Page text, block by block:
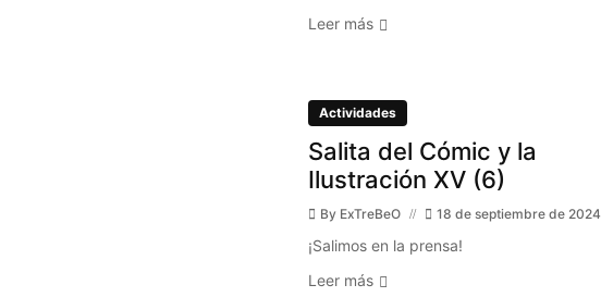
Leer más
Actividades
Salita del Cómic y la
Ilustración XV (6)
By ExTreBeO 18 de septiembre de 2024
¡Salimos en la prensa!
Leer más